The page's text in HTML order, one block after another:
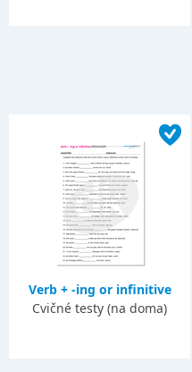
Verb + -ing or infinitive
Cvičné testy (na doma)